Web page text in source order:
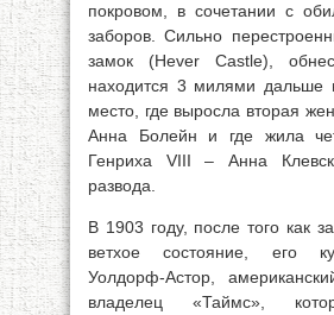
покровом, в сочетании с
заборов. Сильно
замок (Hever Castle),
находится 3 милями дальше
место, где выросла вторая
Анна Болейн и где жила
Генриха VIII – Анна
развода.
В 1903 году, после того как
ветхое состояние, его
Уолдорф-Астор,
владелец «Таймс»,